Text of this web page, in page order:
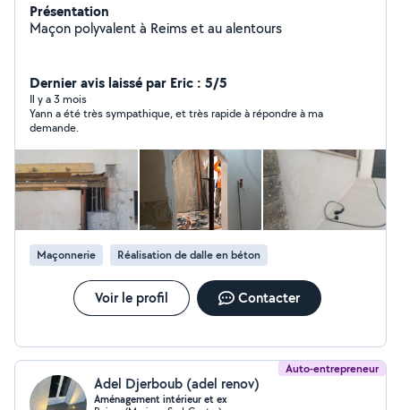
Présentation
Maçon polyvalent à Reims et au alentours
Dernier avis laissé par Eric : 5/5
Il y a 3 mois
Yann a été très sympathique, et très rapide à répondre à ma
demande.
Maçonnerie Réalisation de dalle en béton
Voir le profil Contacter
Auto-entrepreneur
Adel Djerboub (adel renov)
Aménagement intérieur et ex